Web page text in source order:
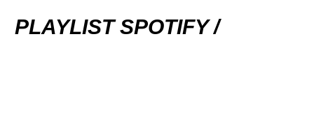
PLAYLIST SPOTIFY /